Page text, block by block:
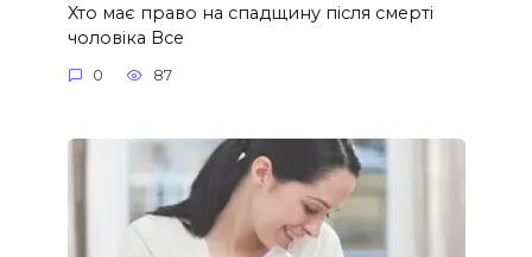
Хто має право на спадщину після смерті
чоловіка Все
0 87